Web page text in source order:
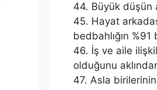
44. Büyük düşün
45. Hayat
bedbahlığın %91
46. İş ve aile
olduğunu
47. Asla